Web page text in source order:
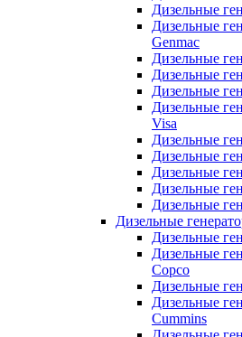
Дизельные
Дизельные
Genmac
Дизельные
Дизельные
Дизельные
Дизельные
Visa
Дизельные
Дизельные
Дизельные
Дизельные
Дизельные
Дизельные
Дизельные
Дизельные
Copco
Дизельные
Дизельные
Cummins